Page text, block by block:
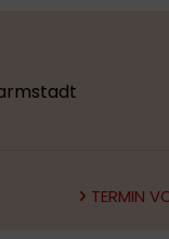
TERMIN